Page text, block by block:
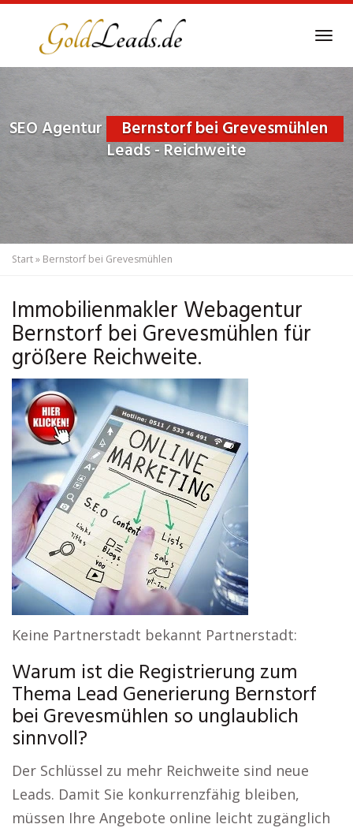
SEO Agentur
Bernstorf bei Grevesmühlen
Leads - Reichweite
Start» Bernstorf bei Grevesmühlen
Immobilienmakler Webagentur
Bernstorf bei Grevesmühlen für
größere Reichweite.
Keine Partnerstadt bekannt Partnerstadt:
Warum ist die Registrierung zum
Thema Lead Generierung Bernstorf
bei Grevesmühlen so unglaublich
sinnvoll?
Der Schlüssel zu mehr Reichweite sind neue
Leads. Damit Sie konkurrenzfähig bleiben,
müssen Ihre Angebote online leicht zugänglich